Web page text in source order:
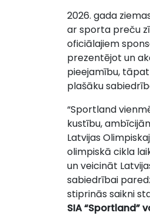
2026. gada
ar sporta preču
oficiālajiem
prezentējot un
pieejamību,
plašāku
“Sportland
kustību,
Latvijas
olimpiskā cikla
un veicināt
sabiedrībai
stiprinās saikni
SIA “Sportland”